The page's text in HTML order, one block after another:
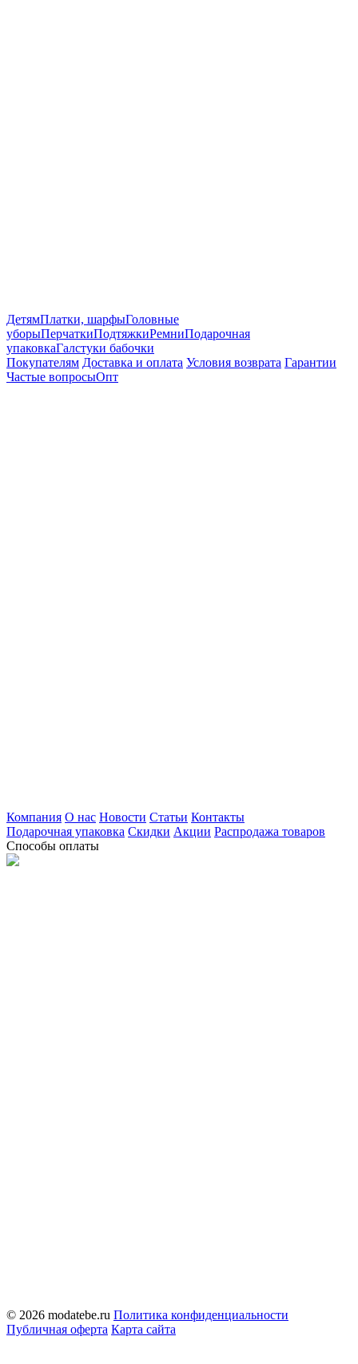
ДетямПлатки, шарфыГоловные
уборыПерчаткиПодтяжкиРемниПодарочная
упаковкаГалстуки бабочки
Покупателям Доставка и оплата Условия возврата Гарантии
Частые вопросыОпт
Компания О нас Новости Статьи Контакты
Подарочная упаковка Скидки Акции Распродажа товаров
Способы оплаты
© 2026 modatebe.ru Политика конфиденциальности
Публичная оферта Карта сайта